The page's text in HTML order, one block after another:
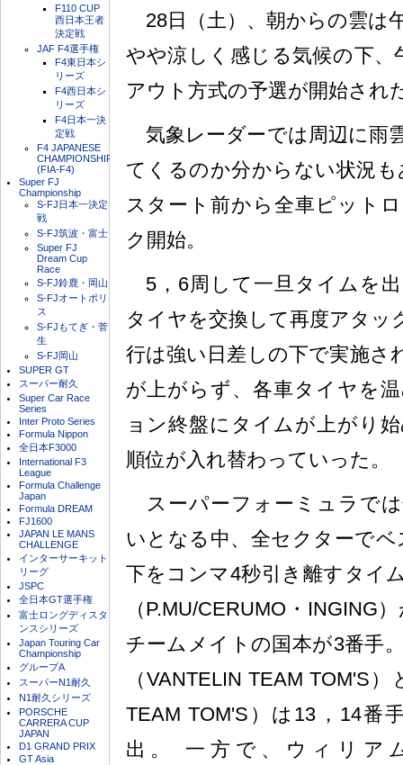
F110 CUP
西日本王者
決定戦
JAF F4選手権
F4東日本シ
リーズ
F4西日本シ
リーズ
F4日本一決
定戦
F4 JAPANESE
CHAMPIONSHIP
(FIA-F4)
Super FJ
Championship
S-FJ日本一決定
戦
S-FJ筑波・富士
Super FJ
Dream Cup
Race
S-FJ鈴鹿・岡山
S-FJオートポリ
ス
S-FJもてぎ・菅
生
S-FJ岡山
SUPER GT
スーパー耐久
Super Car Race
Series
Inter Proto Series
Formula Nippon
全日本F3000
International F3
League
Formula Challenge
Japan
Formula DREAM
FJ1600
JAPAN LE MANS
CHALLENGE
インターサーキット
リーグ
JSPC
全日本GT選手権
富士ロングディスタ
ンスシリーズ
Japan Touring Car
Championship
グループA
スーパーN1耐久
N1耐久シリーズ
PORSCHE
CARRERA CUP
JAPAN
D1 GRAND PRIX
GT Asia
28日（土）、朝からの雲は
やや涼しく感じる気候の下、
アウト方式の予選が開始され
気象レーダーでは周辺に雨
てくるのか分からない状況
スタート前から全車ピット
ク開始。
5，6周して一旦タイムを
タイヤを交換して再度アタッ
行は強い日差しの下で実施さ
が上がらず、各車タイヤを
ョン終盤にタイムが上がり
順位が入れ替わっていった。
スーパーフォーミュラで
いとなる中、全セクターで
下をコンマ4秒引き離すタイ
（P.MU/CERUMO・INGING
チームメイトの国本が3番手
（VANTELIN TEAM TOM'S
TEAM TOM'S）は13，14番
出。 一方で、ウィリア